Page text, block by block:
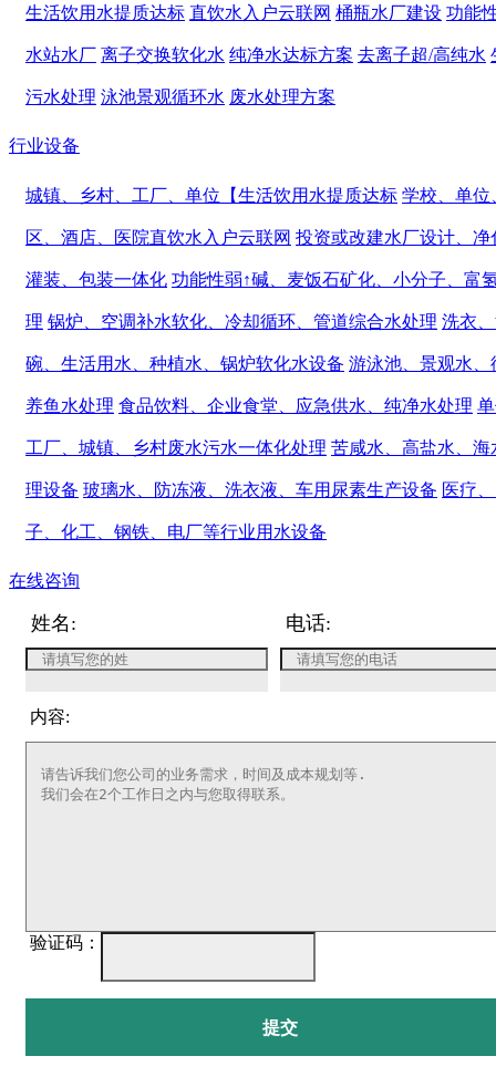
生活饮用水提质达标 直饮水入户云联网 桶瓶水厂建设 功能
水站水厂 离子交换软化水 纯净水达标方案 去离子超/高纯水
污水处理 泳池景观循环水 废水处理方案
行业设备
城镇、乡村、工厂、单位【生活饮用水提质达标 学校、单位
区、酒店、医院直饮水入户云联网 投资或改建水厂设计、净
灌装、包装一体化 功能性弱↑碱、麦饭石矿化、小分子、富
理 锅炉、空调补水软化、冷却循环、管道综合水处理 洗衣
碗、生活用水、种植水、锅炉软化水设备 游泳池、景观水、
养鱼水处理 食品饮料、企业食堂、应急供水、纯净水处理
工厂、城镇、乡村废水污水一体化处理 苦咸水、高盐水、海
理设备 玻璃水、防冻液、洗衣液、车用尿素生产设备 医疗
子、化工、钢铁、电厂等行业用水设备
在线咨询
姓名: 电话:
内容:
验证码：
提交